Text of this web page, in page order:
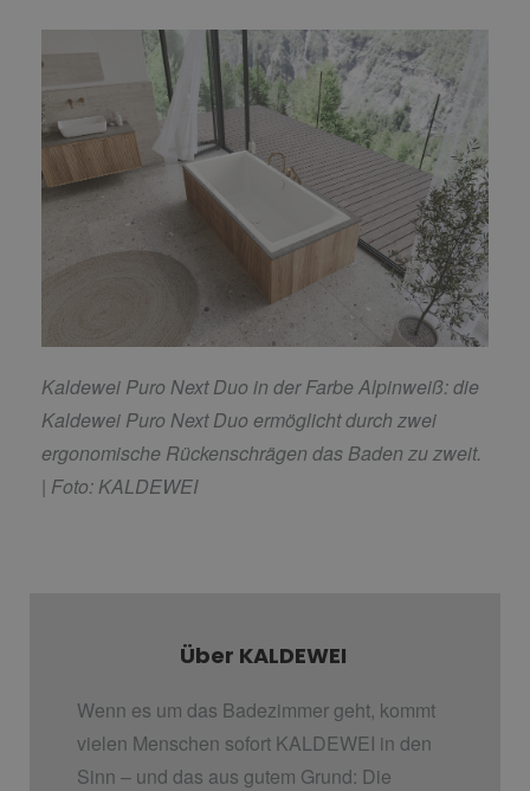
Kaldewei Puro Next Duo in der Farbe Alpinweiß: die
Kaldewei Puro Next Duo ermöglicht durch zwei
ergonomische Rückenschrägen das Baden zu zweit.
| Foto: KALDEWEI
Über KALDEWEI
Wenn es um das Badezimmer geht, kommt
vielen Menschen sofort KALDEWEI in den
Sinn – und das aus gutem Grund: Die